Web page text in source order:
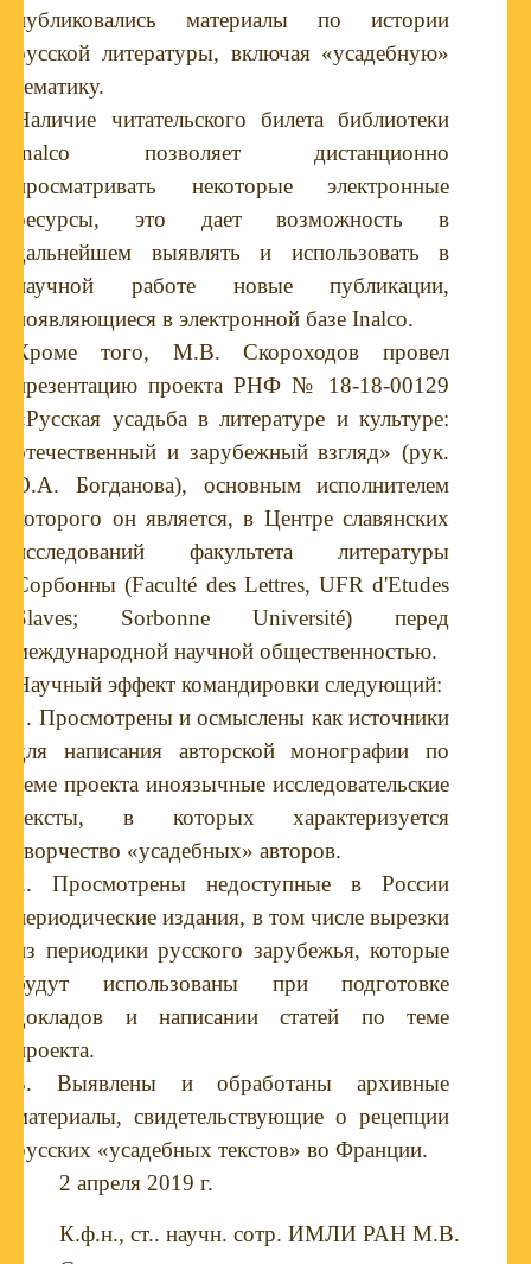
публиковались материалы по истории
русской литературы, включая «усадебную»
тематику.
Наличие читательского билета библиотеки
Inalco позволяет дистанционно
просматривать некоторые электронные
ресурсы, это дает возможность в
дальнейшем выявлять и использовать в
научной работе новые публикации,
появляющиеся в электронной базе Inalco.
Кроме того, М.В. Скороходов провел
презентацию проекта РНФ № 18-18-00129
«Русская усадьба в литературе и культуре:
отечественный и зарубежный взгляд» (рук.
О.А. Богданова), основным исполнителем
которого он является, в Центре славянских
исследований факультета литературы
Сорбонны (Faculté des Lettres, UFR d'Etudes
Slaves; Sorbonne Université) перед
международной научной общественностью.
Научный эффект командировки следующий:
1. Просмотрены и осмыслены как источники
для написания авторской монографии по
теме проекта иноязычные исследовательские
тексты, в которых характеризуется
творчество «усадебных» авторов.
2. Просмотрены недоступные в России
периодические издания, в том числе вырезки
из периодики русского зарубежья, которые
будут использованы при подготовке
докладов и написании статей по теме
проекта.
3. Выявлены и обработаны архивные
материалы, свидетельствующие о рецепции
русских «усадебных текстов» во Франции.
2 апреля 2019 г.
К.ф.н., ст.. научн. сотр. ИМЛИ РАН М.В.